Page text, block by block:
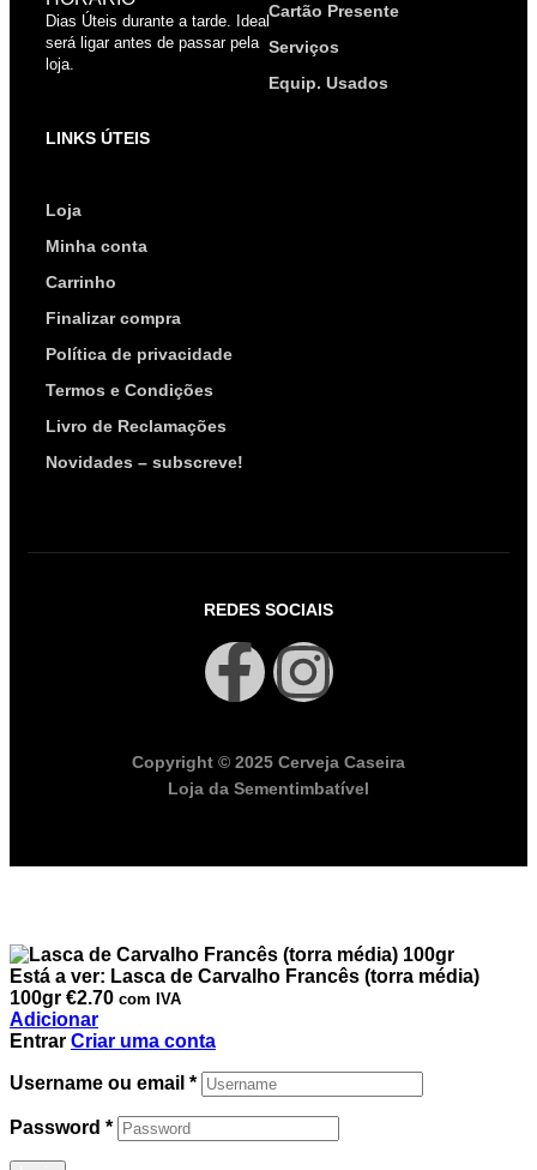
Dias Úteis durante a tarde. Ideal
será ligar antes de passar pela
loja.
Cartão Presente
Serviços
Equip. Usados
LINKS ÚTEIS
Loja
Minha conta
Carrinho
Finalizar compra
Política de privacidade
Termos e Condições
Livro de Reclamações
Novidades – subscreve!
REDES SOCIAIS
Copyright © 2025 Cerveja Caseira
Loja da Sementimbatível
Está a ver: Lasca de Carvalho Francês (torra média)
100gr €2.70 com IVA
Adicionar
Entrar Criar uma conta
Username ou email *
Password *